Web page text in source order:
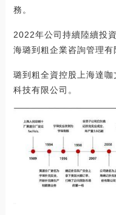
務。
2022年公司持續陸續投
海璐到粗企業咨詢管理有
璐到粗全資控股上海達
科技有限公司。